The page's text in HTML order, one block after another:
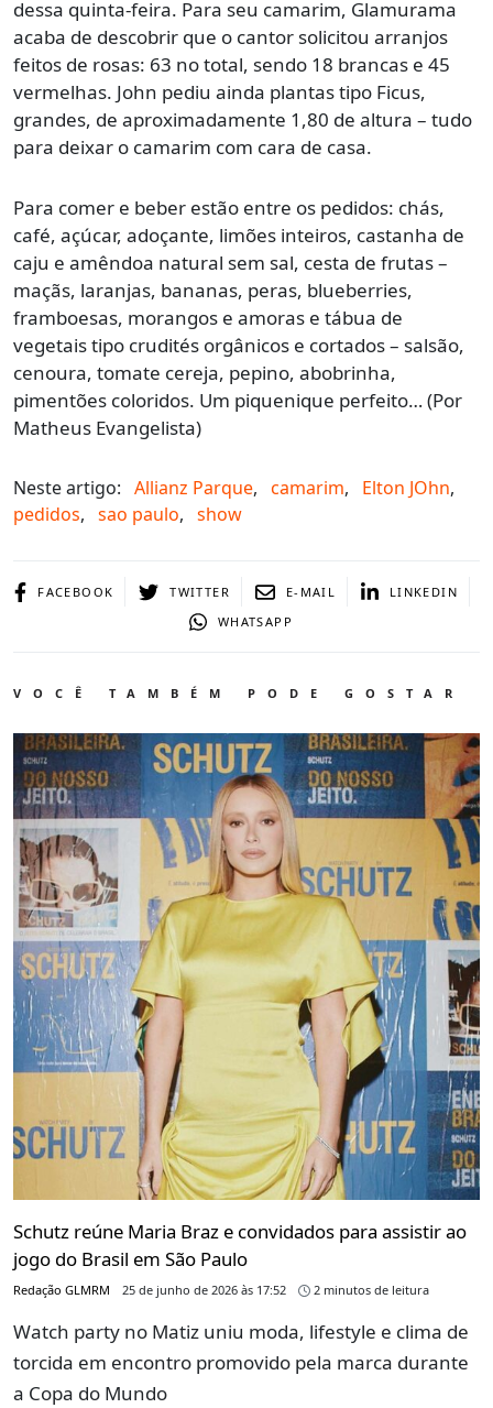
dessa quinta-feira. Para seu camarim, Glamurama
acaba de descobrir que o cantor solicitou arranjos
feitos de rosas: 63 no total, sendo 18 brancas e 45
vermelhas. John pediu ainda plantas tipo Ficus,
grandes, de aproximadamente 1,80 de altura – tudo
para deixar o camarim com cara de casa.
Para comer e beber estão entre os pedidos: chás,
café, açúcar, adoçante, limões inteiros, castanha de
caju e amêndoa natural sem sal, cesta de frutas –
maçãs, laranjas, bananas, peras, blueberries,
framboesas, morangos e amoras e tábua de
vegetais tipo crudités orgânicos e cortados – salsão,
cenoura, tomate cereja, pepino, abobrinha,
pimentões coloridos. Um piquenique perfeito… (Por
Matheus Evangelista)
Neste artigo: Allianz Parque, camarim, Elton JOhn,
pedidos, sao paulo, show
FACEBOOK TWITTER E-MAIL
LINKEDIN
WHATSAPP
VOCÊ TAMBÉM PODE GOSTAR
Schutz reúne Maria Braz e convidados para assistir ao
jogo do Brasil em São Paulo
Redação GLMRM 25 de junho de 2026 às 17:52 2 minutos de leitura
Watch party no Matiz uniu moda, lifestyle e clima de
torcida em encontro promovido pela marca durante
a Copa do Mundo